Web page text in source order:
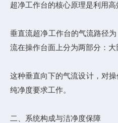
超净工作台的核心原理是利用
垂直流超净工作台的气流路径
流在操作台面上分为两部分：
这种垂直向下的气流设计，对
纯净度要求工作。
二、系统构成与洁净度保障